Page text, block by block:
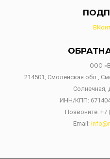
ООО
214501, Смоленская обл.,
Солнечная,
ИНН/КПП:
Позвоните: +7
Email: